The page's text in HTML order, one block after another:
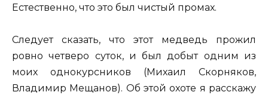
Естественно, что это был чистый промах.
Следует сказать, что этот медведь прожил
ровно четверо суток, и был добыт одним из
моих однокурсников (Михаил Скорняков,
Владимир Мещанов). Об этой охоте я расскажу